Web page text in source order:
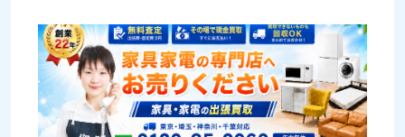
の片付けにも役立ててください。 清瀬市は出張買取の対
応エリアです 清瀬市は、パワーセラー朝霞店（埼玉県朝
霞市）から車でおよそ30分の近さにあり、出張買取の対応
エリアです。冷蔵庫・洗濯機・ソファ・食器棚などの大型
品は店舗まで運ぶのが大変ですが、出張買取なら自宅で査